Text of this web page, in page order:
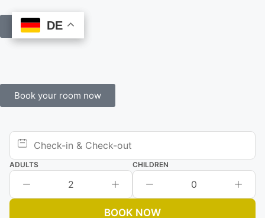
Book Online
Book your room now
ADULTS
2
CHILDREN
0
BOOK NOW
DE
DE